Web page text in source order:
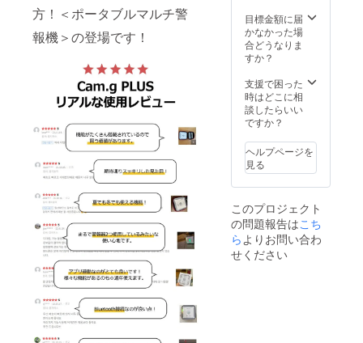
方！＜ポータブルマルチ警
報機＞の登場です！
12,540
円（税
込）
＋ 配
550円
目標金額に届
かなかった場
合どうなりま
すか？
支援で困った
時はどこに相
談したらいい
ですか？
ヘルプページを
見る
このプロジェクト
の問題報告はこち
ら よりお問い合わ
せください